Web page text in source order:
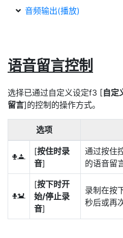
音频输出(播放)
语音留言控制
选择已通过自定义设定f3 [自定
留言]的控制的操作方式。
选项
3
[按住时录
音]
通过按住
的语音留
4
[按下时开
始/停止录
音]
录制在按
秒后或再